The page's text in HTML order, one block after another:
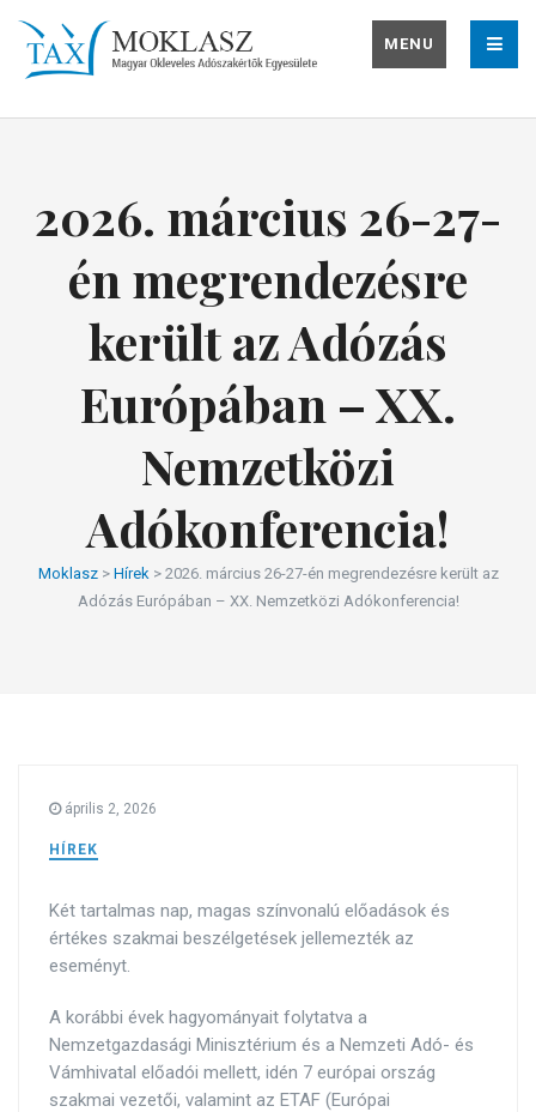
MENU
2026. március 26-27-
én megrendezésre
került az Adózás
Európában – XX.
Nemzetközi
Adókonferencia!
Moklasz> Hírek > 2026. március 26-27-én megrendezésre került az
Adózás Európában – XX. Nemzetközi Adókonferencia!
április 2, 2026
HÍREK
Két tartalmas nap, magas színvonalú előadások és
értékes szakmai beszélgetések jellemezték az
eseményt.
A korábbi évek hagyományait folytatva a
Nemzetgazdasági Minisztérium és a Nemzeti Adó- és
Vámhivatal előadói mellett, idén 7 európai ország
szakmai vezetői, valamint az ETAF (Európai